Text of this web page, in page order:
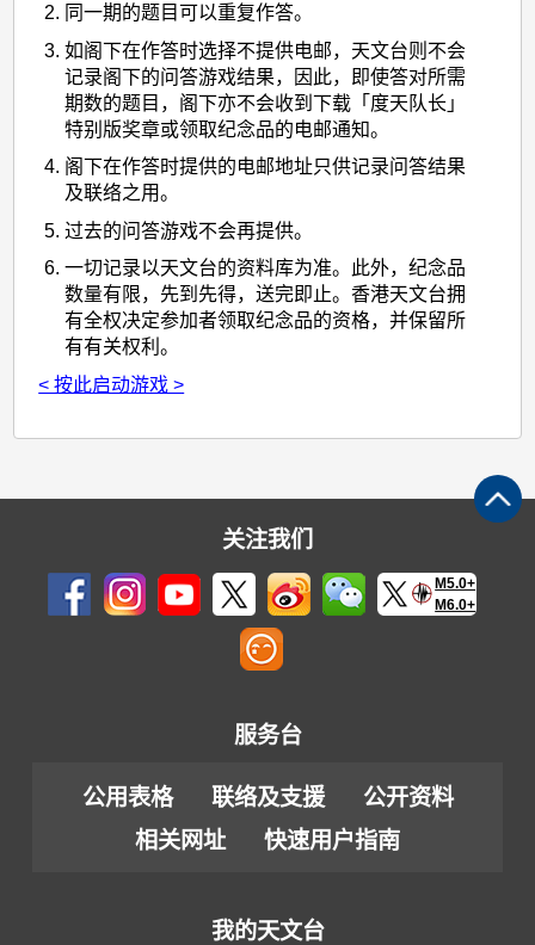
同一期的题目可以重复作答。
如阁下在作答时选择不提供电邮，天文台则不会
记录阁下的问答游戏结果，因此，即使答对所需
期数的题目，阁下亦不会收到下载「度天队长」
特别版奖章或领取纪念品的电邮通知。
阁下在作答时提供的电邮地址只供记录问答结果
及联络之用。
过去的问答游戏不会再提供。
一切记录以天文台的资料库为准。此外，纪念品
数量有限，先到先得，送完即止。香港天文台拥
有全权决定参加者领取纪念品的资格，并保留所
有有关权利。
< 按此启动游戏 >
关注我们
M5.0+
M6.0+
服务台
公用表格 联络及支援
公开资料
相关网址
快速用户指南
我的天文台